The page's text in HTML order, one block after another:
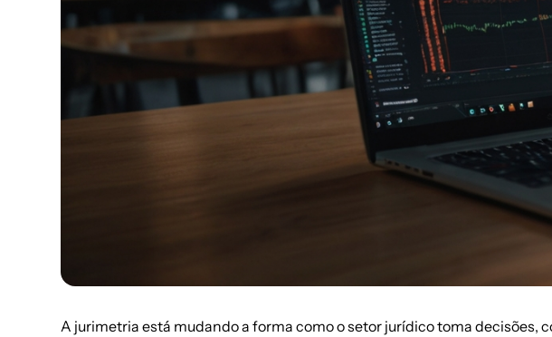
A jurimetria está mudando a forma como o setor jurídico toma